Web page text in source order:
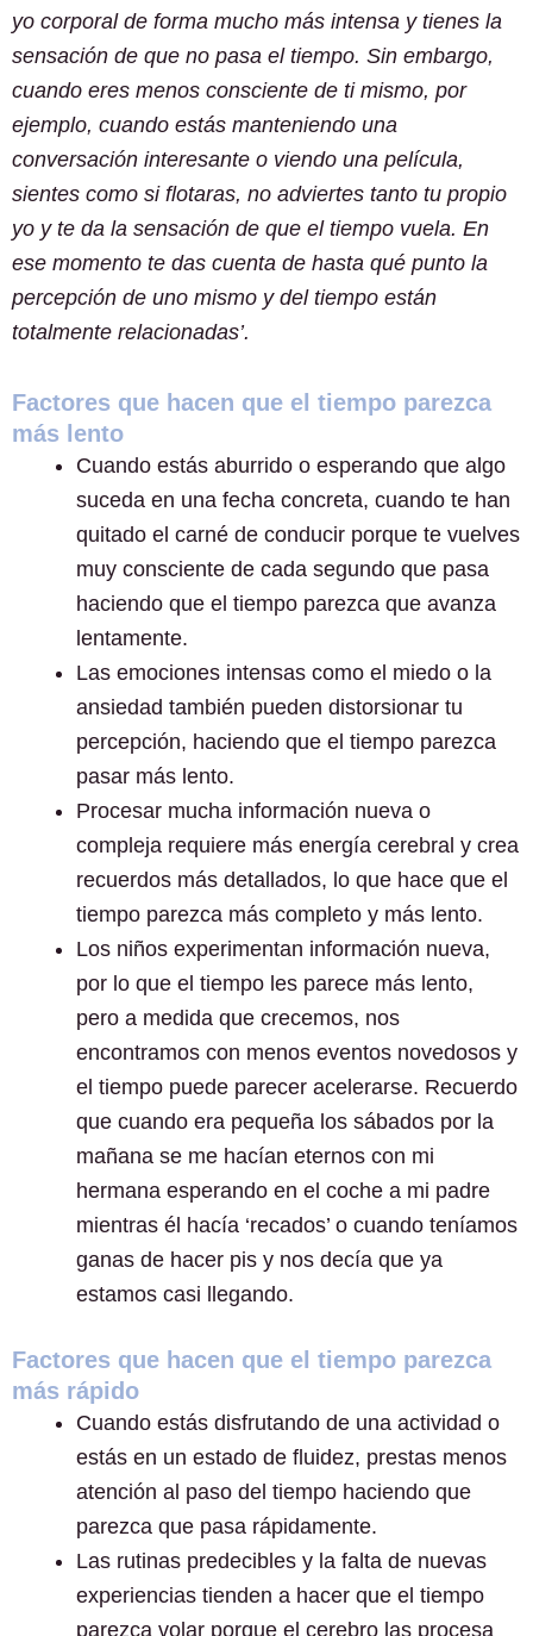
yo corporal de forma mucho más intensa y tienes la
sensación de que no pasa el tiempo. Sin embargo,
cuando eres menos consciente de ti mismo, por
ejemplo, cuando estás manteniendo una
conversación interesante o viendo una película,
sientes como si flotaras, no adviertes tanto tu propio
yo y te da la sensación de que el tiempo vuela. En
ese momento te das cuenta de hasta qué punto la
percepción de uno mismo y del tiempo están
totalmente relacionadas’.
Factores que hacen que el tiempo parezca
más lento
Cuando estás aburrido o esperando que algo
suceda en una fecha concreta, cuando te han
quitado el carné de conducir porque te vuelves
muy consciente de cada segundo que pasa
haciendo que el tiempo parezca que avanza
lentamente.
Las emociones intensas como el miedo o la
ansiedad también pueden distorsionar tu
percepción, haciendo que el tiempo parezca
pasar más lento.
Procesar mucha información nueva o
compleja requiere más energía cerebral y crea
recuerdos más detallados, lo que hace que el
tiempo parezca más completo y más lento.
Los niños experimentan información nueva,
por lo que el tiempo les parece más lento,
pero a medida que crecemos, nos
encontramos con menos eventos novedosos y
el tiempo puede parecer acelerarse. Recuerdo
que cuando era pequeña los sábados por la
mañana se me hacían eternos con mi
hermana esperando en el coche a mi padre
mientras él hacía ‘recados’ o cuando teníamos
ganas de hacer pis y nos decía que ya
estamos casi llegando.
Factores que hacen que el tiempo parezca
más rápido
Cuando estás disfrutando de una actividad o
estás en un estado de fluidez, prestas menos
atención al paso del tiempo haciendo que
parezca que pasa rápidamente.
Las rutinas predecibles y la falta de nuevas
experiencias tienden a hacer que el tiempo
parezca volar porque el cerebro las procesa